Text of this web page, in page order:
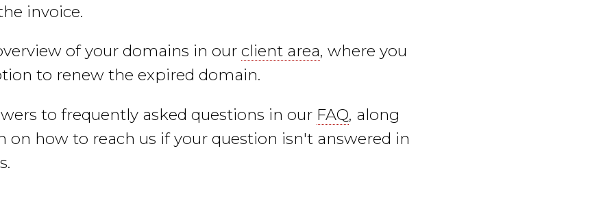
invoice.
of your domains in our client area, where you
to renew the expired domain.
to frequently asked questions in our FAQ, along
how to reach us if your question isn't answered in